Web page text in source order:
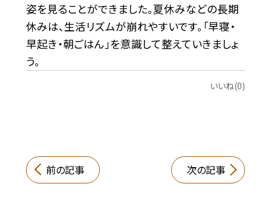
姿を見ることができました。夏休みなどの長期
休みは、生活リズムが崩れやすいです。「早寝・
早起き・朝ごはん」を意識して整えていきましょ
う。
いいね(0)
前の記事 次の記事